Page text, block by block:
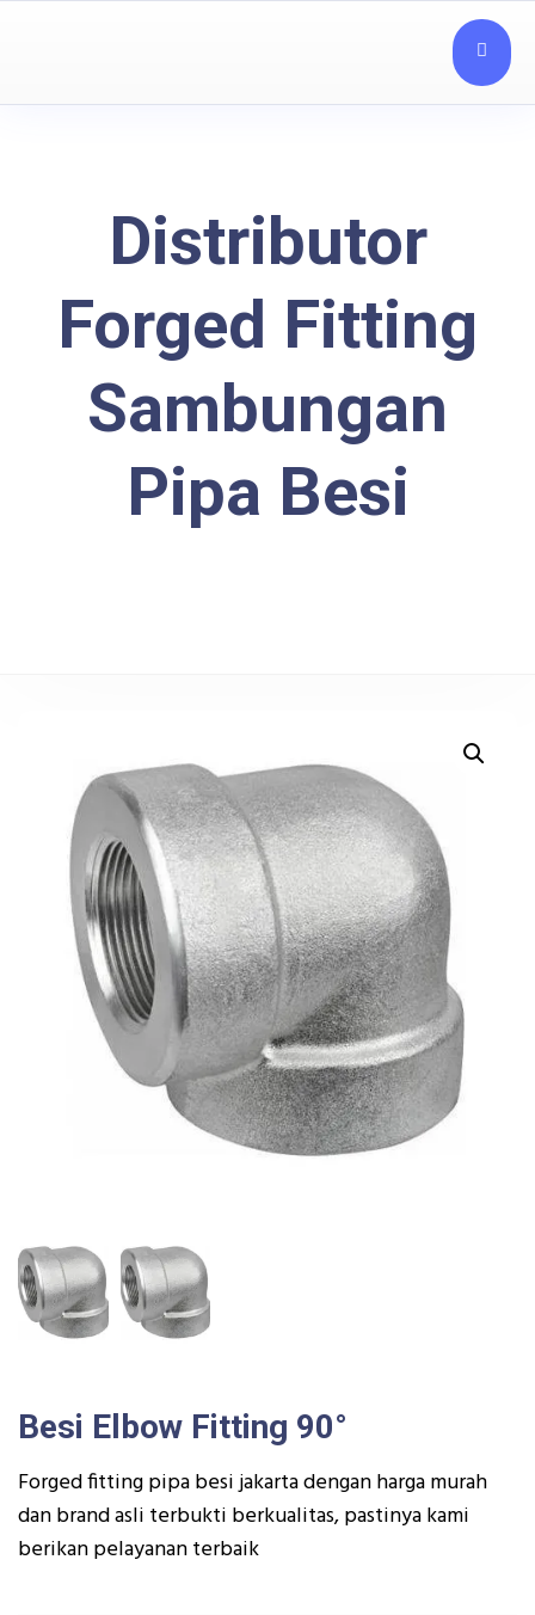
Distributor
Forged Fitting
Sambungan
Pipa Besi
Besi Elbow Fitting 90°
Forged fitting pipa besi jakarta dengan harga murah
dan brand asli terbukti berkualitas, pastinya kami
berikan pelayanan terbaik